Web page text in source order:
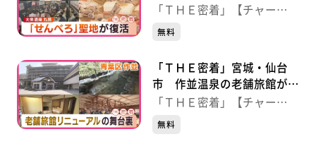
び！せんべろの聖地が復活
「ＴＨＥ密着」【チャー
ジ！】
無料
「ＴＨＥ密着」宮城・仙台
市 作並温泉の老舗旅館がリ
ニューアル！開業の舞台裏
「ＴＨＥ密着」【チャー
ジ！】
無料